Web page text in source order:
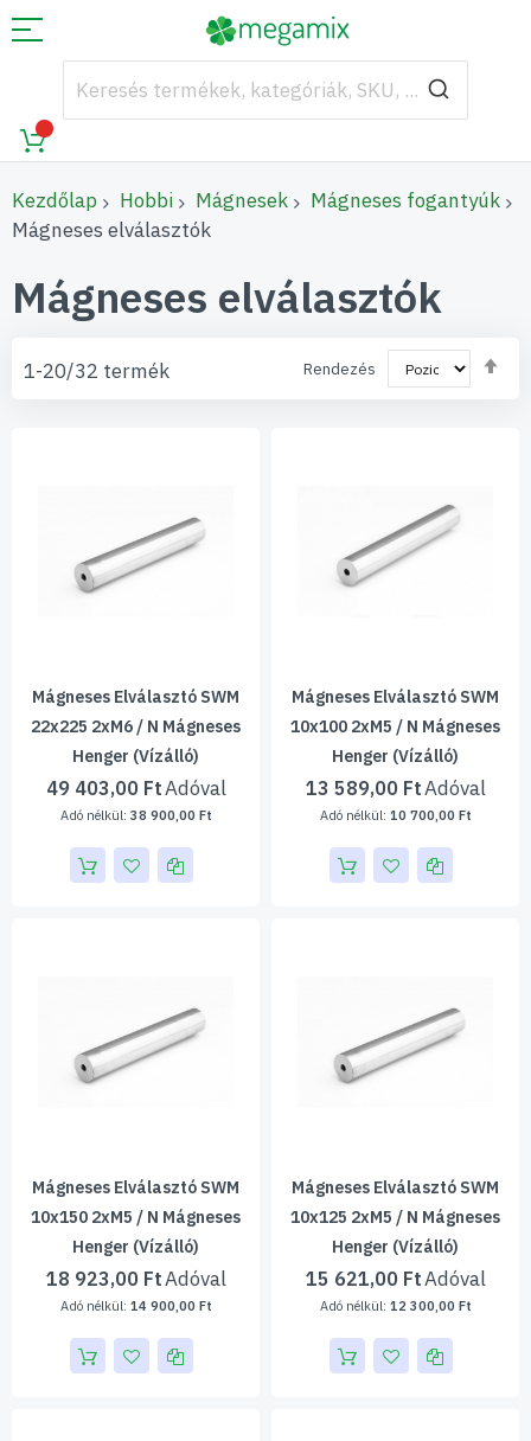
Kezdőlap Hobbi Mágnesek
Mágneses fogantyúk
Mágneses elválasztók
Mágneses elválasztók
1-20/32 termék Rendezés
Mágneses Elválasztó SWM
22x225 2xM6 / N Mágneses
Henger (vízálló)
49 403,00 Ft
38 900,00 Ft
Mágneses Elválasztó SWM
10x100 2xM5 / N Mágneses
Henger (vízálló)
13 589,00 Ft
10 700,00 Ft
Mágneses Elválasztó SWM
10x150 2xM5 / N Mágneses
Henger (vízálló)
18 923,00 Ft
14 900,00 Ft
Mágneses Elválasztó SWM
10x125 2xM5 / N Mágneses
Henger (vízálló)
15 621,00 Ft
12 300,00 Ft